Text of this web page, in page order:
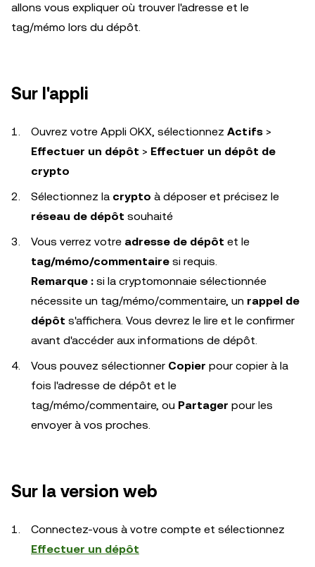
allons vous expliquer où trouver l'adresse et le
tag/mémo lors du dépôt.
Sur l'appli
Ouvrez votre Appli OKX, sélectionnez Actifs >
Effectuer un dépôt > Effectuer un dépôt de
crypto
Sélectionnez la crypto à déposer et précisez le
réseau de dépôt souhaité
Vous verrez votre adresse de dépôt et le
tag/mémo/commentaire si requis.
Remarque : si la cryptomonnaie sélectionnée
nécessite un tag/mémo/commentaire, un rappel de
dépôt s'affichera. Vous devrez le lire et le confirmer
avant d'accéder aux informations de dépôt.
Vous pouvez sélectionner Copier pour copier à la
fois l'adresse de dépôt et le
tag/mémo/commentaire, ou Partager pour les
envoyer à vos proches.
Sur la version web
Connectez-vous à votre compte et sélectionnez
Effectuer un dépôt